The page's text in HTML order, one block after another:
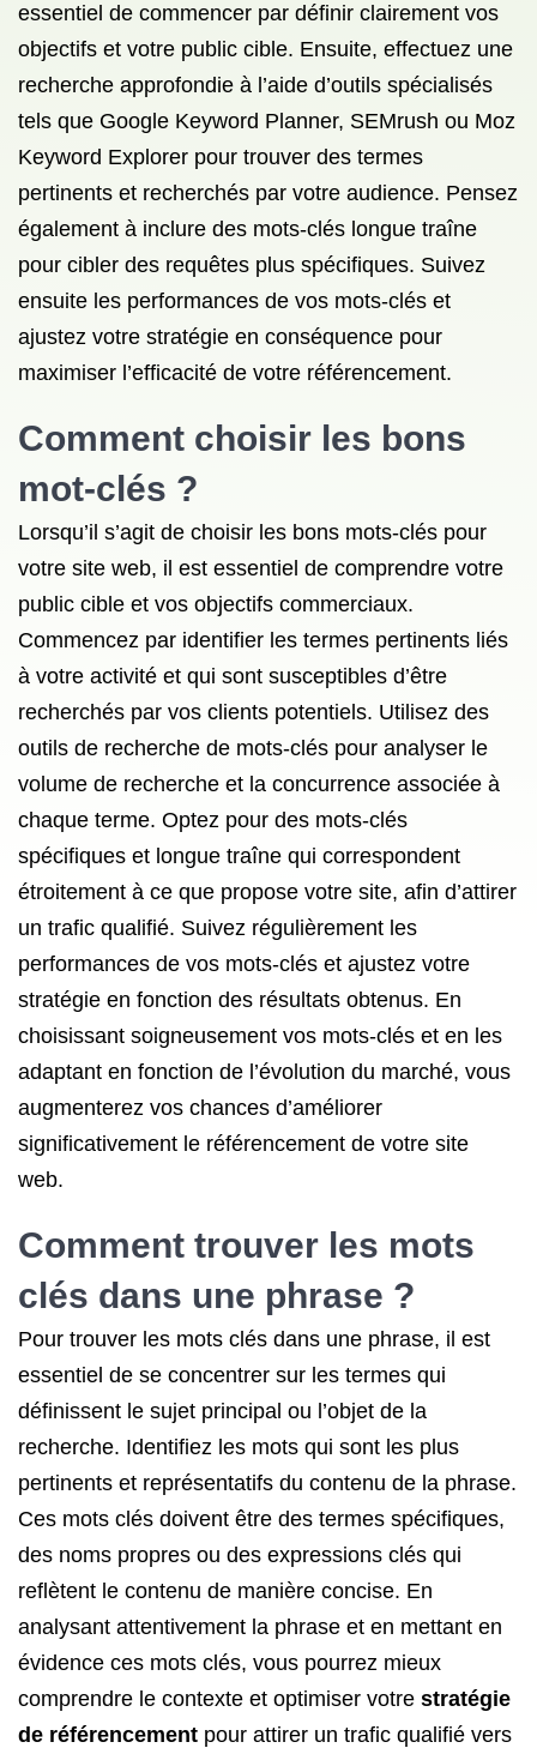
essentiel de commencer par définir clairement vos
objectifs et votre public cible. Ensuite, effectuez une
recherche approfondie à l’aide d’outils spécialisés
tels que Google Keyword Planner, SEMrush ou Moz
Keyword Explorer pour trouver des termes
pertinents et recherchés par votre audience. Pensez
également à inclure des mots-clés longue traîne
pour cibler des requêtes plus spécifiques. Suivez
ensuite les performances de vos mots-clés et
ajustez votre stratégie en conséquence pour
maximiser l’efficacité de votre référencement.
Comment choisir les bons
mot-clés ?
Lorsqu’il s’agit de choisir les bons mots-clés pour
votre site web, il est essentiel de comprendre votre
public cible et vos objectifs commerciaux.
Commencez par identifier les termes pertinents liés
à votre activité et qui sont susceptibles d’être
recherchés par vos clients potentiels. Utilisez des
outils de recherche de mots-clés pour analyser le
volume de recherche et la concurrence associée à
chaque terme. Optez pour des mots-clés
spécifiques et longue traîne qui correspondent
étroitement à ce que propose votre site, afin d’attirer
un trafic qualifié. Suivez régulièrement les
performances de vos mots-clés et ajustez votre
stratégie en fonction des résultats obtenus. En
choisissant soigneusement vos mots-clés et en les
adaptant en fonction de l’évolution du marché, vous
augmenterez vos chances d’améliorer
significativement le référencement de votre site
web.
Comment trouver les mots
clés dans une phrase ?
Pour trouver les mots clés dans une phrase, il est
essentiel de se concentrer sur les termes qui
définissent le sujet principal ou l’objet de la
recherche. Identifiez les mots qui sont les plus
pertinents et représentatifs du contenu de la phrase.
Ces mots clés doivent être des termes spécifiques,
des noms propres ou des expressions clés qui
reflètent le contenu de manière concise. En
analysant attentivement la phrase et en mettant en
évidence ces mots clés, vous pourrez mieux
comprendre le contexte et optimiser votre stratégie
de référencement pour attirer un trafic qualifié vers